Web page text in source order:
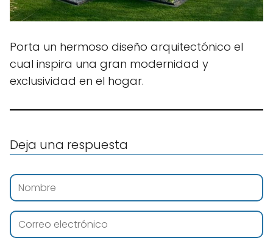
Porta un hermoso diseño arquitectónico el
cual inspira una gran modernidad y
exclusividad en el hogar.
Deja una respuesta